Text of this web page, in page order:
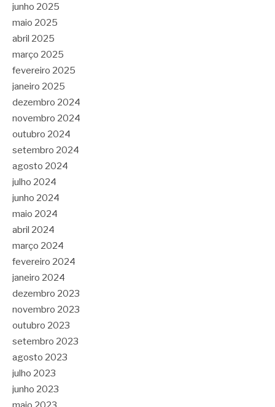
junho 2025
maio 2025
abril 2025
março 2025
fevereiro 2025
janeiro 2025
dezembro 2024
novembro 2024
outubro 2024
setembro 2024
agosto 2024
julho 2024
junho 2024
maio 2024
abril 2024
março 2024
fevereiro 2024
janeiro 2024
dezembro 2023
novembro 2023
outubro 2023
setembro 2023
agosto 2023
julho 2023
junho 2023